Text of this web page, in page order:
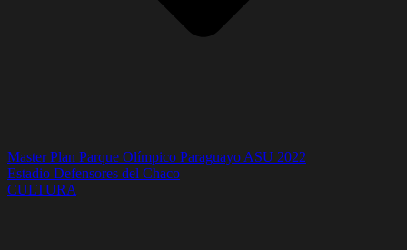
Master Plan Parque Olímpico Paraguayo ASU 2022
Estadio Defensores del Chaco
CULTURA